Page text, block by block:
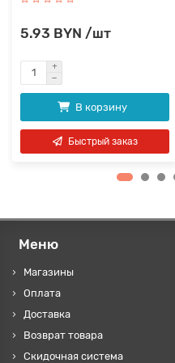
5.93 BYN /шт
В корзину
Быстрый заказ
Меню
Магазины
Оплата
Доставка
Возврат товара
Скидочная система